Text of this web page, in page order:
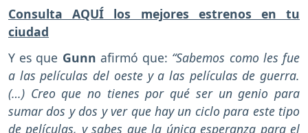
Consulta AQUÍ los mejores estrenos en tu
ciudad
Y es que Gunn afirmó que: “Sabemos como les fue
a las películas del oeste y a las películas de guerra.
(…) Creo que no tienes por qué ser un genio para
sumar dos y dos y ver que hay un ciclo para este tipo
de películas, y sabes que la única esperanza para el